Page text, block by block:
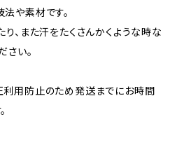
や素材です。
り、また汗をたくさんかくような時な
さい。
利用防止のため発送までにお時間